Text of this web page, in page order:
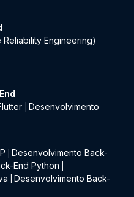
Reliability Engineering)
Desenvolvimento
Desenvolvimento Back-
End Python
Desenvolvimento Back-